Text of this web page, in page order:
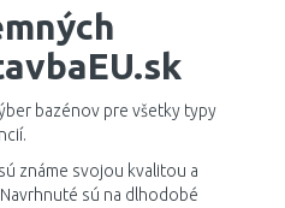
bazénov pre všetky typy
známe svojou kvalitou a
sú na dlhodobé